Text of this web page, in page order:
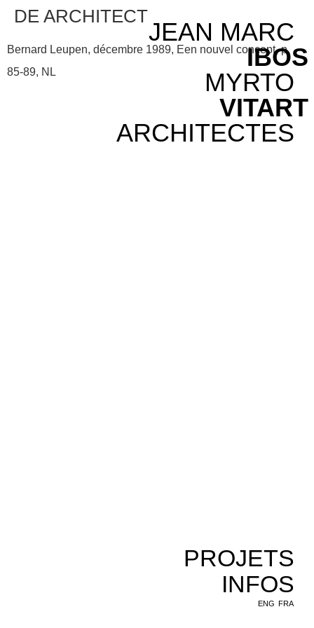
JEAN MARC
IBOS
MYRTO
VITART
ARCHITECTES
PROJETS
INFOS
ENG FRA
DE ARCHITECT
Bernard Leupen, décembre 1989, Een nouvel concept, p.
85-89, NL